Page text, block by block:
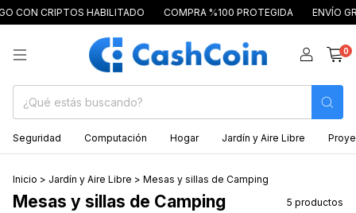
CRIPTOS HABILITADO COMPRA %100 PROTEGIDA ENVÍO GRATIS
0
Seguridad Computación Hogar Jardín y Aire Libre
Inicio > Jardín y Aire Libre > Mesas y sillas de Camping
Mesas y sillas de Camping 5 productos